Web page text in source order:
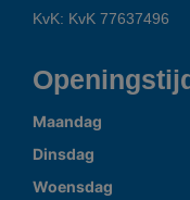
KvK: KvK 77637496
Maandag
Dinsdag
Woensdag